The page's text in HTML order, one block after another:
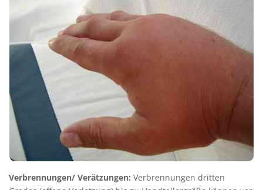
Verbrennungen/ Verätzungen: Verbrennungen dritten